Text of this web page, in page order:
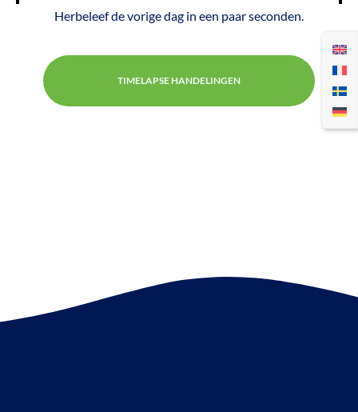
Herbeleef de vorige dag in een paar seconden.
TIMELAPSE HANDELINGEN